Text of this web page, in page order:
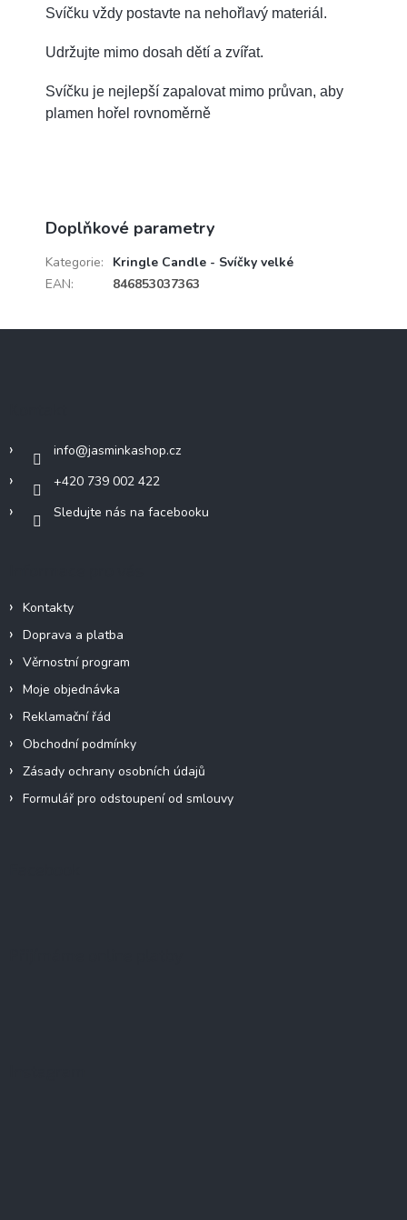
Svíčku vždy postavte na nehořlavý materiál.
Udržujte mimo dosah dětí a zvířat.
Svíčku je nejlepší zapalovat mimo průvan, aby
plamen hořel rovnoměrně
Doplňkové parametry
Kategorie:
Kringle Candle - Svíčky velké
EAN: 846853037363
info@jasminkashop.cz
+420 739 002 422
Sledujte nás na facebooku
Kontakty
Doprava a platba
Věrnostní program
Moje objednávka
Reklamační řád
Obchodní podmínky
Zásady ochrany osobních údajů
Formulář pro odstoupení od smlouvy